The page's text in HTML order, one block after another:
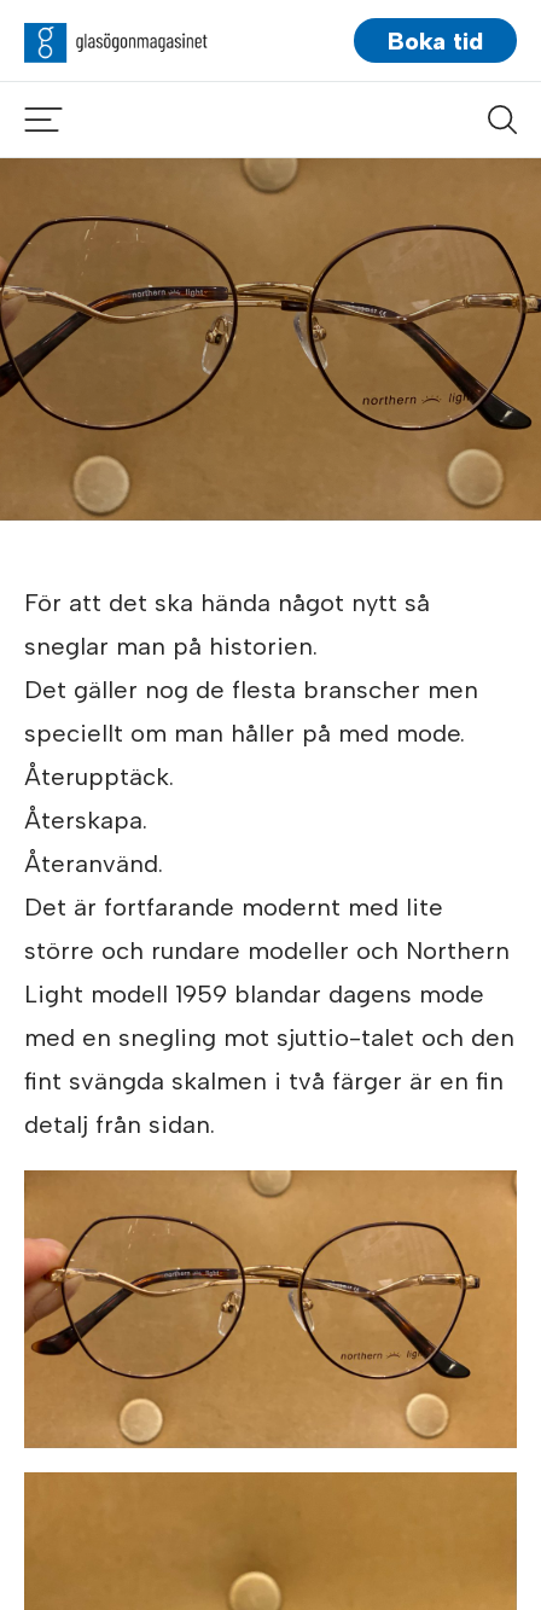
Boka tid
För att det ska hända något nytt så
sneglar man på historien.
Det gäller nog de flesta branscher men
speciellt om man håller på med mode.
Återupptäck.
Återskapa.
Återanvänd.
Det är fortfarande modernt med lite
större och rundare modeller och Northern
Light modell 1959 blandar dagens mode
med en snegling mot sjuttio-talet och den
fint svängda skalmen i två färger är en fin
detalj från sidan.